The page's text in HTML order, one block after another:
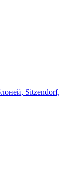
Sitzendorf,